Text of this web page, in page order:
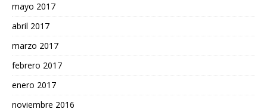
mayo 2017
abril 2017
marzo 2017
febrero 2017
enero 2017
noviembre 2016